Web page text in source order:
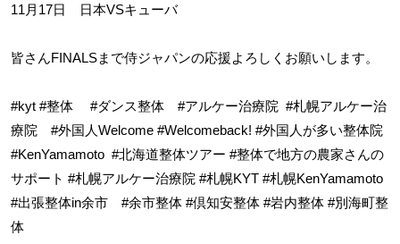
11月17日 日本VSキューバ
皆さんFINALSまで侍ジャパンの応援よろしくお願いします。
#kyt #整体 #ダンス整体 #アルケー治療院 #札幌アルケー治
療院 #外国人Welcome #Welcomeback! #外国人が多い整体院
#KenYamamoto #北海道整体ツアー #整体で地方の農家さんの
サポート #札幌アルケー治療院 #札幌KYT #札幌KenYamamoto
#出張整体in余市 #余市整体 #倶知安整体 #岩内整体 #別海町整
体